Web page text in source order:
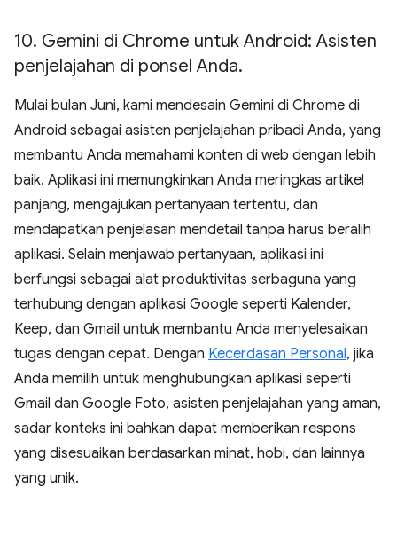
10. Gemini di Chrome untuk Android: Asisten
penjelajahan di ponsel Anda.
Mulai bulan Juni, kami mendesain Gemini di Chrome di
Android sebagai asisten penjelajahan pribadi Anda, yang
membantu Anda memahami konten di web dengan lebih
baik. Aplikasi ini memungkinkan Anda meringkas artikel
panjang, mengajukan pertanyaan tertentu, dan
mendapatkan penjelasan mendetail tanpa harus beralih
aplikasi. Selain menjawab pertanyaan, aplikasi ini
berfungsi sebagai alat produktivitas serbaguna yang
terhubung dengan aplikasi Google seperti Kalender,
Keep, dan Gmail untuk membantu Anda menyelesaikan
tugas dengan cepat. Dengan Kecerdasan Personal, jika
Anda memilih untuk menghubungkan aplikasi seperti
Gmail dan Google Foto, asisten penjelajahan yang aman,
sadar konteks ini bahkan dapat memberikan respons
yang disesuaikan berdasarkan minat, hobi, dan lainnya
yang unik.